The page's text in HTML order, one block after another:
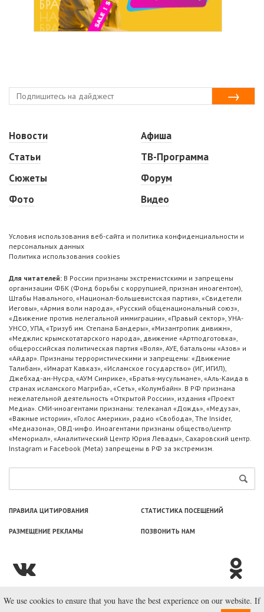
Новости
Статьи
Сюжеты
Фото
Афиша
ТВ-Программа
Форум
Видео
Условия использования веб-сайта и политика конфиденциальности и
персональных данных
Политика использования cookies
Для читателей: В России признаны экстремистскими и запрещены
организации ФБК (Фонд борьбы с коррупцией, признан иноагентом),
Штабы Навального, «Национал-большевистская партия», «Свидетели
Иеговы», «Армия воли народа», «Русский общенациональный союз»,
«Движение против нелегальной иммиграции», «Правый сектор», УНА-
УНСО, УПА, «Тризуб им. Степана Бандеры», «Мизантропик дивижн»,
«Меджлис крымскотатарского народа», движение «Артподготовка»,
общероссийская политическая партия «Воля», АУЕ, батальоны «Азов» и
«Айдар». Признаны террористическими и запрещены: «Движение
Талибан», «Имарат Кавказ», «Исламское государство» (ИГ, ИГИЛ),
Джебхад-ан-Нусра, «АУМ Синрике», «Братья-мусульмане», «Аль-Каида в
странах исламского Магриба», «Сеть», «Колумбайн». В РФ признана
нежелательной деятельность «Открытой России», издания «Проект
Медиа». СМИ-иноагентами признаны: телеканал «Дождь», «Медуза»,
«Важные истории», «Голос Америки», радио «Свобода», The Insider,
«Медиазона», ОВД-инфо. Иноагентами признаны общество/центр
«Мемориал», «Аналитический Центр Юрия Левады», Сахаровский центр.
Instagram и Facebook (Metа) запрещены в РФ за экстремизм.
ПРАВИЛА ЦИТИРОВАНИЯ СТАТИСТИКА ПОСЕЩЕНИЙ
РАЗМЕЩЕНИЕ РЕКЛАМЫ ПОЗВОНИТЬ НАМ
© ООО «Лаборатория Новоcтей», 2003—2026.
We use cookies to ensure that you have the best experience on our website. If